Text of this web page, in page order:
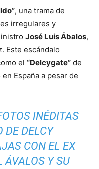
, una trama de
irregulares y
José Luis Ábalos,
Este escándalo
el “Delcygate” de
España a pesar de
INÉDITAS
DE DELCY
CON EL EX
ÁVALOS Y SU